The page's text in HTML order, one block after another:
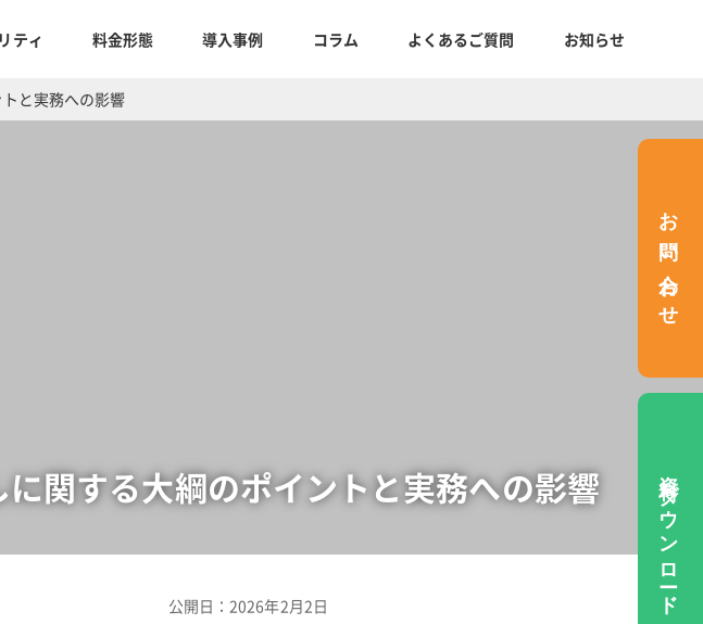
ティ 料金形態 導入事例 コラム よくあるご質問 お知らせ
と実務への影響
関する大綱のポイントと実務への影響
公開日：2026年2月2日
お問い合わせ
合
わ
資料ダウンロード